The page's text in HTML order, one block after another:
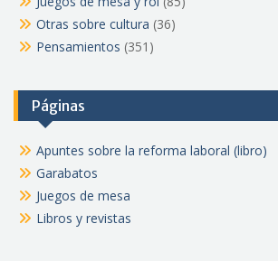
Otras sobre cultura (36)
Pensamientos (351)
Páginas
Apuntes sobre la reforma laboral (libro)
Garabatos
Juegos de mesa
Libros y revistas